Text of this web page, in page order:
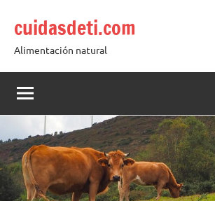
contenido
cuidasdeti.com
Alimentación natural